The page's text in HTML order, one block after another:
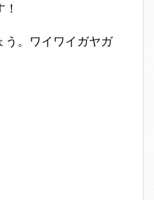
う。ワイワイガヤガ